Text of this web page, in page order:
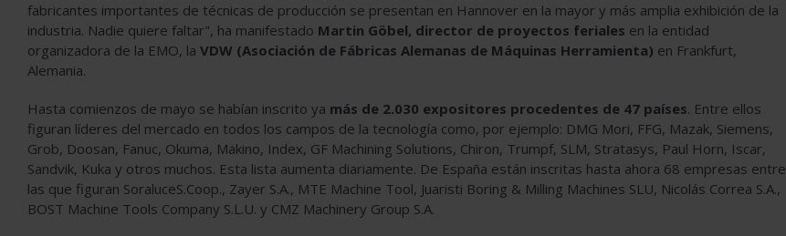
fabricantes importantes de técnicas de producción se presentan en Hannover en la mayor y más amplia exhibición de la
industria. Nadie quiere faltar", ha manifestado Martin Göbel, director de proyectos feriales en la entidad
organizadora de la EMO, la VDW (Asociación de Fábricas Alemanas de Máquinas Herramienta) en Frankfurt,
Alemania.
Hasta comienzos de mayo se habían inscrito ya más de 2.030 expositores procedentes de 47 países. Entre ellos
figuran líderes del mercado en todos los campos de la tecnología como, por ejemplo: DMG Mori, FFG, Mazak, Siemens,
Grob, Doosan, Fanuc, Okuma, Makino, Index, GF Machining Solutions, Chiron, Trumpf, SLM, Stratasys, Paul Horn, Iscar,
Sandvik, Kuka y otros muchos. Esta lista aumenta diariamente. De España están inscritas hasta ahora 68 empresas entre
las que figuran SoraluceS.Coop., Zayer S.A., MTE Machine Tool, Juaristi Boring & Milling Machines SLU, Nicolás Correa S.A.,
BOST Machine Tools Company S.L.U. y CMZ Machinery Group S.A.